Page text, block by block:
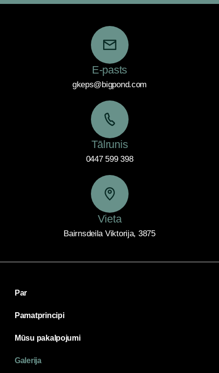
E-pasts
gkeps@bigpond.com
Tālrunis
0447 599 398
Vieta
Bairnsdeila Viktorija, 3875
Par
Pamatprincipi
Mūsu pakalpojumi
Galerija